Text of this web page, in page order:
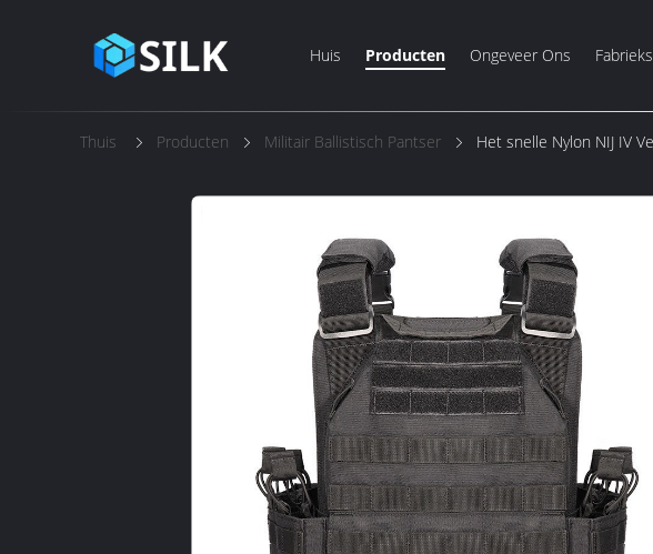
Huis Producten Ongeveer Ons
Thuis Producten Militair Ballistisch Pantser Het snelle Nylon NIJ IV